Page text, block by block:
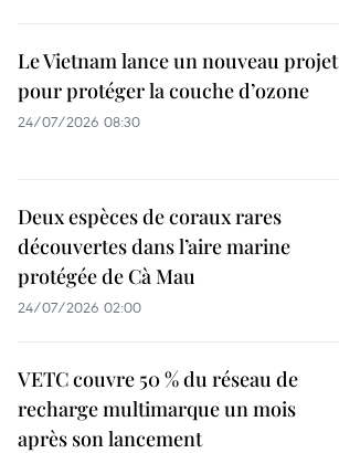
Le Vietnam lance un nouveau projet
pour protéger la couche d’ozone
24/07/2026 08:30
Deux espèces de coraux rares
découvertes dans l’aire marine
protégée de Cà Mau
24/07/2026 02:00
VETC couvre 50 % du réseau de
recharge multimarque un mois
après son lancement